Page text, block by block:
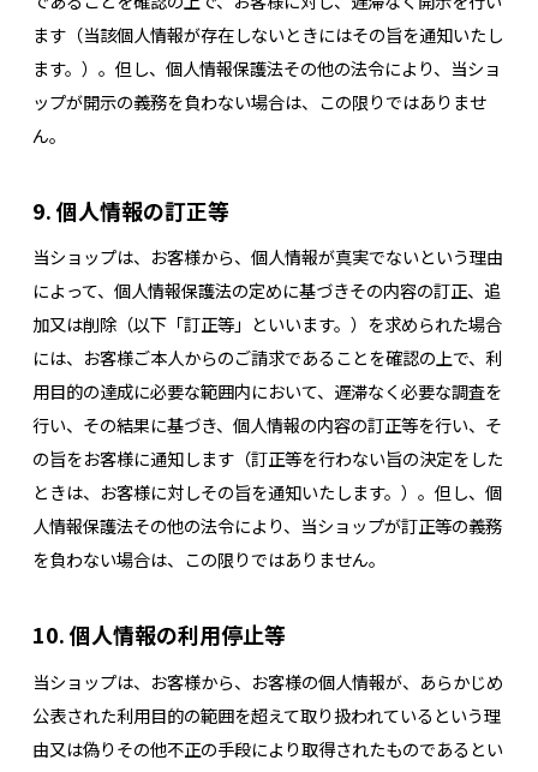
ます（当該個人情報が存在しないときにはその旨を通知いたし
ます。）。但し、個人情報保護法その他の法令により、当ショ
ップが開示の義務を負わない場合は、この限りではありませ
ん。
9. 個人情報の訂正等
当ショップは、お客様から、個人情報が真実でないという理由
によって、個人情報保護法の定めに基づきその内容の訂正、追
加又は削除（以下「訂正等」といいます。）を求められた場合
には、お客様ご本人からのご請求であることを確認の上で、利
用目的の達成に必要な範囲内において、遅滞なく必要な調査を
行い、その結果に基づき、個人情報の内容の訂正等を行い、そ
の旨をお客様に通知します（訂正等を行わない旨の決定をした
ときは、お客様に対しその旨を通知いたします。）。但し、個
人情報保護法その他の法令により、当ショップが訂正等の義務
を負わない場合は、この限りではありません。
10. 個人情報の利用停止等
当ショップは、お客様から、お客様の個人情報が、あらかじめ
公表された利用目的の範囲を超えて取り扱われているという理
由又は偽りその他不正の手段により取得されたものであるとい